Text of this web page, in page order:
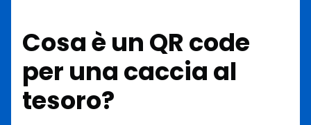
Cosa è un QR code
per una caccia al
tesoro?